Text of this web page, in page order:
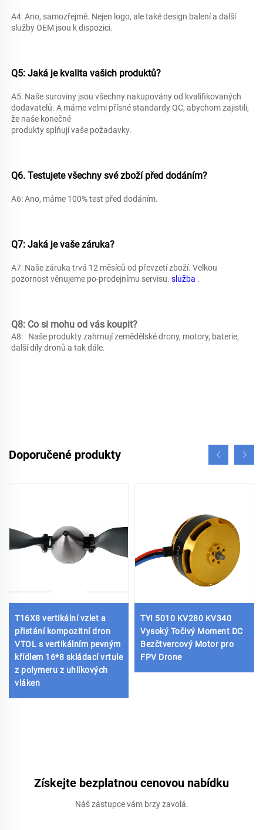
A4: Ano, samozřejmě. Nejen logo, ale také design balení a další
služby OEM jsou k dispozici.
Q5: Jaká je kvalita vašich produktů?
A5: Naše suroviny jsou všechny nakupovány od kvalifikovaných
dodavatelů. A máme velmi přísné standardy QC, abychom zajistili,
že naše konečné
produkty splňují vaše požadavky.
Q6. Testujete všechny své zboží před dodáním?
A6: Ano, máme 100% test před dodáním.
Q7: Jaká je vaše záruka?
A7: Naše záruka trvá 12 měsíců od převzetí zboží. Velkou
pozornost věnujeme po-prodejnímu servisu. služba .
Q8: Co si mohu od vás koupit?
A8: Naše produkty zahrnují zemědělské drony, motory, baterie,
další díly dronů a tak dále.
Doporučené produkty
T16X8 vertikální vzlet a
přistání kompozitní dron
VTOL s vertikálním pevným
křídlem 16*8 skládací vrtule
z polymeru z uhlíkových
vláken
TYI 5010 KV280 KV340
Vysoký Točivý Moment DC
Bezčtvercový Motor pro
FPV Drone
Získejte bezplatnou cenovou nabídku
Náš zástupce vám brzy zavolá.